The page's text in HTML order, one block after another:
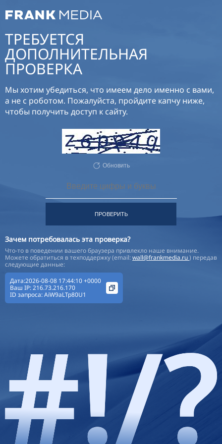
ТРЕБУЕТСЯ
ДОПОЛНИТЕЛЬНАЯ
ПРОВЕРКА
Мы хотим убедиться, что имеем дело именно с вами,
а не с роботом. Пожалуйста, пройдите капчу ниже,
чтобы получить доступ к сайту.
Обновить
ПРОВЕРИТЬ
Зачем потребовалась эта проверка?
Что-то в поведении вашего браузера привлекло наше внимание.
Можете обратиться в техподдержку (email:wall@frankmedia.ru) передав
следующие данные:
Дата:2026-08-08 17:44:10 +0000
Ваш IP:216.73.216.170
ID запроса:AiW9aLTp80U1